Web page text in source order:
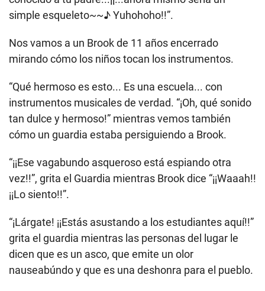
simple esqueleto~~♪ Yuhohoho!!”.
Nos vamos a un Brook de 11 años encerrado
mirando cómo los niños tocan los instrumentos.
“Qué hermoso es esto... Es una escuela... con
instrumentos musicales de verdad. “¡Oh, qué sonido
tan dulce y hermoso!” mientras vemos también
cómo un guardia estaba persiguiendo a Brook.
“¡¡Ese vagabundo asqueroso está espiando otra
vez!!”, grita el Guardia mientras Brook dice “¡¡Waaah!!
¡¡Lo siento!!”.
“¡Lárgate! ¡¡Estás asustando a los estudiantes aquí!!”
grita el guardia mientras las personas del lugar le
dicen que es un asco, que emite un olor
nauseabúndo y que es una deshonra para el pueblo.